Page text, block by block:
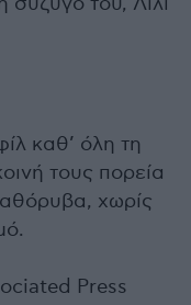
καθ’ όλη τη
τους πορεία
χωρίς
Press